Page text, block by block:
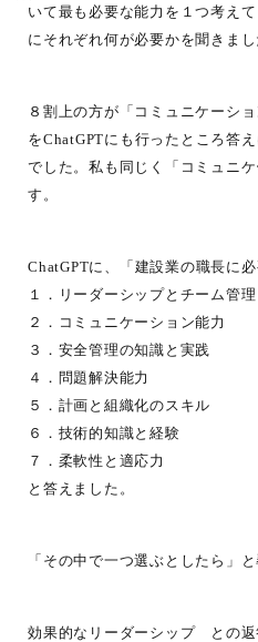
いて最も必要な能力を１つ考え
にそれぞれ何が必要かを聞きまし
８割上の方が「コミュニケーシ
をChatGPTにも行ったところ答
でした。私も同じく「コミュニ
す。
ChatGPTに、「建設業の職長に
１．リーダーシップとチーム管理
２．コミュニケーション能力
３．安全管理の知識と実践
４．問題解決能力
５．計画と組織化のスキル
６．技術的知識と経験
７．柔軟性と適応力
と答えました。
「その中で一つ選ぶとしたら」
効果的なリーダーシップ との返